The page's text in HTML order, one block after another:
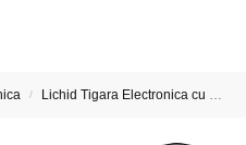
/ Lichid Tigara Electronica cu Nicotina